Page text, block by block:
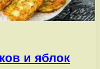
и яблок